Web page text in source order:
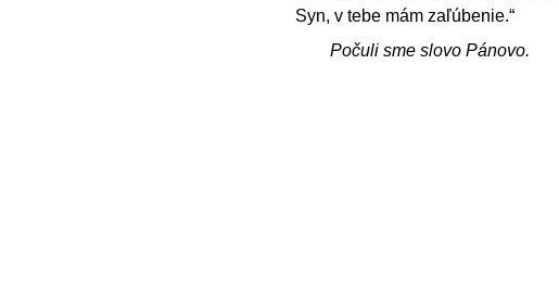
Syn, v tebe mám zaľúbenie.“
Počuli sme slovo Pánovo.